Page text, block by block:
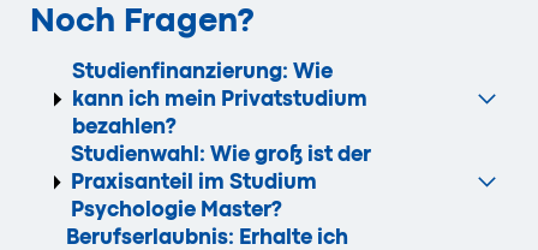
Noch Fragen?
Studienfinanzierung: Wie
kann ich mein Privatstudium
bezahlen?
Studienwahl: Wie groß ist der
Praxisanteil im Studium
Psychologie Master?
Berufserlaubnis: Erhalte ich